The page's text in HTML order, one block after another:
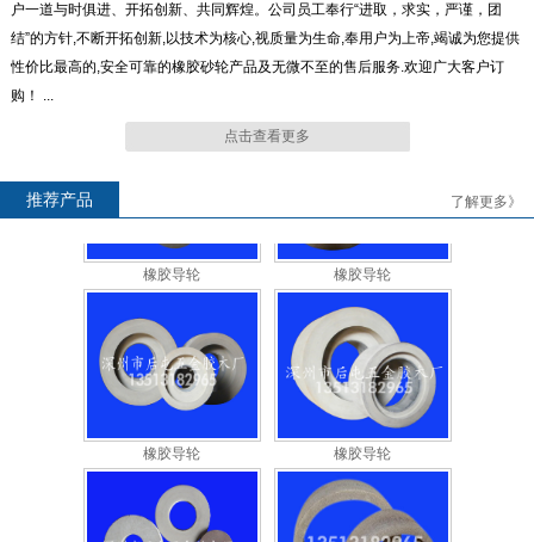
户一道与时俱进、开拓创新、共同辉煌。公司员工奉行“进取，求实，严谨，团
结”的方针,不断开拓创新,以技术为核心,视质量为生命,奉用户为上帝,竭诚为您提供
性价比最高的,安全可靠的橡胶砂轮产品及无微不至的售后服务.欢迎广大客户订
购！ ...
点击查看更多
推荐产品 了解更多》
橡胶砂轮 橡胶砂轮
橡胶导轮 橡胶导轮